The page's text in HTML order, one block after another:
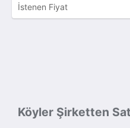
İstenen Fiyat
Köyler Şirketten